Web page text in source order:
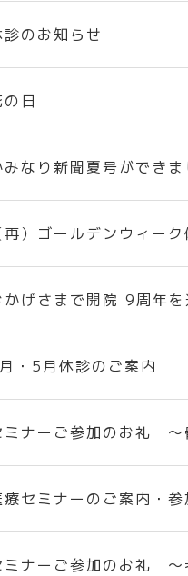
診のお知らせ
日
みなり新聞夏号ができま
再）ゴールデンウィー
かげさまで開院 9周年を
・5月休診のご案内
ミナーご参加のお礼 ～
療セミナーのご案内・
ミナーご参加のお礼 ～